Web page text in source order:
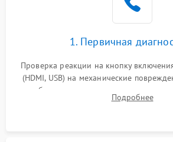
1. Первичная
Проверка реакции на кнопку
(HDMI, USB) на механические
ошибок на экране или по
дисков, работы геймпадов и наличия
Подробнее